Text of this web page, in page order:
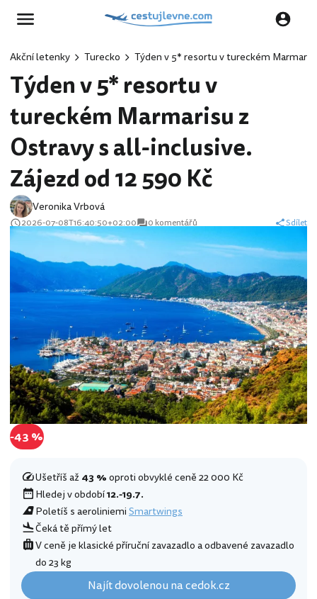
Akční letenky Turecko Týden v 5* resortu v tureckém
Týden v 5* resortu v
tureckém Marmarisu z
Ostravy s all-inclusive.
Zájezd od 12 590 Kč
Veronika Vrbová
2026-07-08T16:40:50+02:00 0 komentářů Sdílet
-43 %
Ušetříš až43 %oproti obvyklé ceně 22 000 Kč
Hledej v období12.-19.7.
Poletíš s aeroliniemiSmartwings
Čeká tě přímý let
V ceně je klasické příruční zavazadlo a odbavené zavazadlo
do 23 kg
Najít dovolenou na cedok.cz